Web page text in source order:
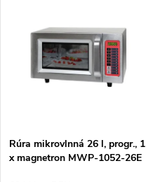
e
Abecedne
s
p
Rúra mikrovlnná 26 l, progr., 1
x magnetron MWP-1052-26E